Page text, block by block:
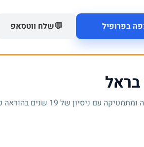
בפרופיל 💬שלח ווטסאפ
בראל
מורה לפיזיקה ומתמטיקה עם